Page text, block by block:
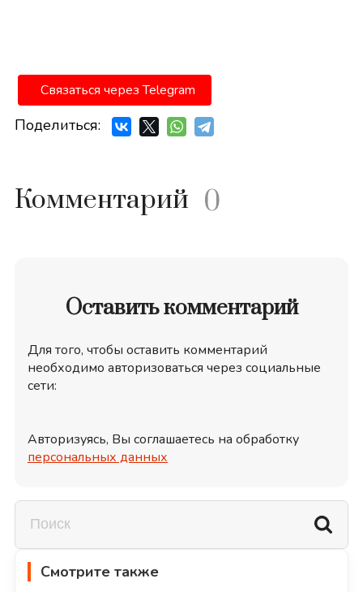
Связаться через Telegram
Поделиться:
Комментарий 0
Оставить комментарий
Для того, чтобы оставить комментарий
необходимо авторизоваться через социальные
сети:
Авторизуясь, Вы соглашаетесь на обработку
персональных данных
Смотрите также